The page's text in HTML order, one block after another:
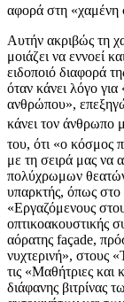
αφορά στη «χαμένη
Αυτήν ακριβώς τη
μοιάζει να εννοεί
ειδοποιό διαφορά
όταν κάνει λόγο
ανθρώπου»,
κάνει τον άνθρωπο
του, ότι «ο κόσμος
με τη σειρά μας να
πολύχρωμων θεατών
υπαρκτής, όπως
«Εργαζόμενους
οπτικοακουστικής
αόρατης façade,
νυχτερινή», στους
τις «Μαθήτριες και
διάφανης βιτρίνας